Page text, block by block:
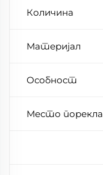
Количина
Материјал
Особност
Место порекла